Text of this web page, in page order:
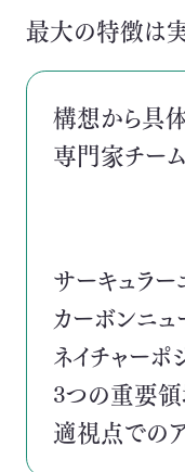
最大の特徴は
構想から具
専門家チー
サーキュラー
カーボンニュ
ネイチャーポ
3つの重要
適視点での